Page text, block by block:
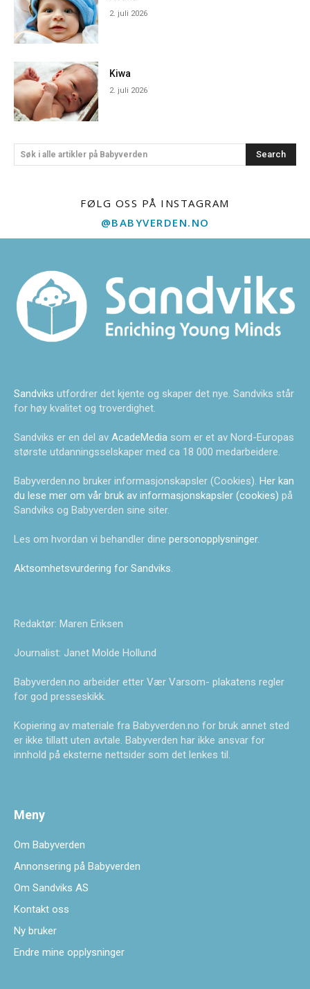
2. juli 2026
Kiwa
2. juli 2026
Søk i alle artikler på Babyverden Search
FØLG OSS PÅ INSTAGRAM
@BABYVERDEN.NO
Sandviks utfordrer det kjente og skaper det nye. Sandviks står
for høy kvalitet og troverdighet.
Sandviks er en del av AcadeMedia som er et av Nord-Europas
største utdanningsselskaper med ca 18 000 medarbeidere.
Babyverden.no bruker informasjonskapsler (Cookies). Her kan
du lese mer om vår bruk av informasjonskapsler (cookies) på
Sandviks og Babyverden sine siter.
Les om hvordan vi behandler dine personopplysninger.
Aktsomhetsvurdering for Sandviks
Redaktør: Maren Eriksen
Journalist: Janet Molde Hollund
Babyverden.no arbeider etter Vær Varsom- plakatens regler
for god presseskikk.
Kopiering av materiale fra Babyverden.no for bruk annet sted
er ikke tillatt uten avtale. Babyverden har ikke ansvar for
innhold på eksterne nettsider som det lenkes til.
Meny
Om Babyverden
Annonsering på Babyverden
Om Sandviks AS
Kontakt oss
Ny bruker
Endre mine opplysninger